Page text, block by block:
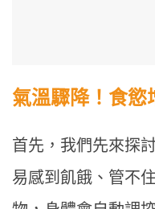
氣溫驟降！食慾
首先，我們先來探
易感到飢餓、管不